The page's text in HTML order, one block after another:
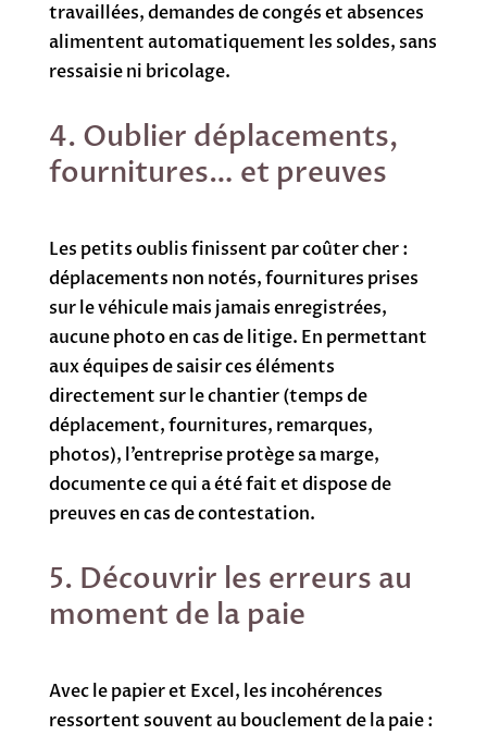
travaillées, demandes de congés et absences
alimentent automatiquement les soldes, sans
ressaisie ni bricolage.
4. Oublier déplacements,
fournitures… et preuves
Les petits oublis finissent par coûter cher :
déplacements non notés, fournitures prises
sur le véhicule mais jamais enregistrées,
aucune photo en cas de litige. En permettant
aux équipes de saisir ces éléments
directement sur le chantier (temps de
déplacement, fournitures, remarques,
photos), l’entreprise protège sa marge,
documente ce qui a été fait et dispose de
preuves en cas de contestation.
5. Découvrir les erreurs au
moment de la paie
Avec le papier et Excel, les incohérences
ressortent souvent au bouclement de la paie :